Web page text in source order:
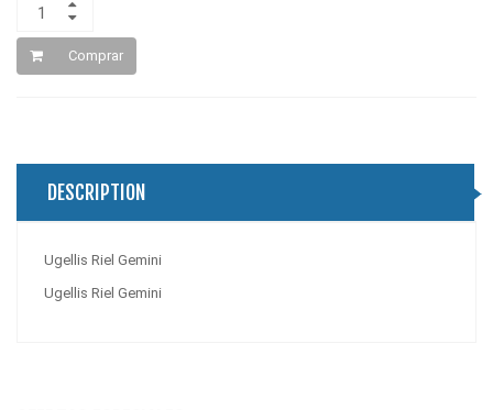
Comprar
DESCRIPTION
Ugellis Riel Gemini
Ugellis Riel Gemini